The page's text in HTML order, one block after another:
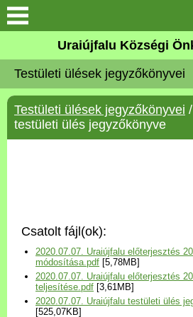
Köszöntő
Elérhetőségek
Uraiújfalu
Választási információk
Versenyképes Járások
Program
Uraiújfalu Községi
Testületi ülések jegyzőkönyvei
Testületi ülések jegyzőkönyvei
testületi ülés jegyzőkönyve
Csatolt fájl(ok):
2020.07.07. Uraiújfalu előterjesztés
módosítása.pdf [5,78MB]
2020.07.07. Uraiújfalu előterjesztés
teljesítése.pdf [3,61MB]
2020.07.07. Uraiújfalu testületi ülés
[525,07KB]